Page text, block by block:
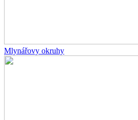
Mlynářovy okruhy